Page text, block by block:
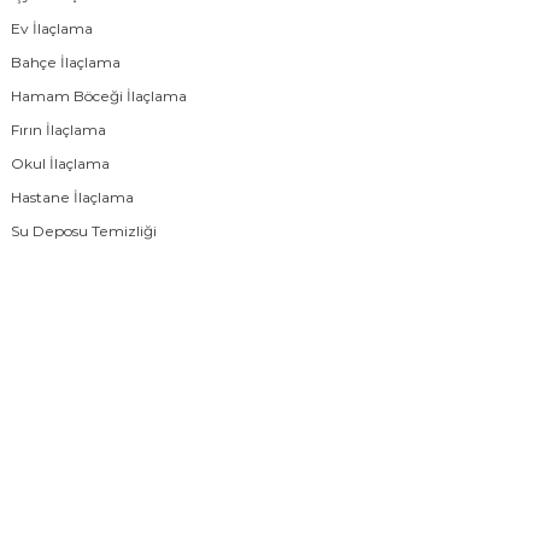
Ev İlaçlama
Bahçe İlaçlama
Hamam Böceği İlaçlama
Fırın İlaçlama
Okul İlaçlama
Hastane İlaçlama
Su Deposu Temizliği